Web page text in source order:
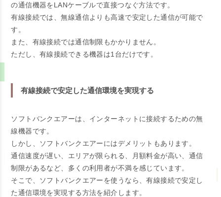
の通信機器をLANケーブルで直接つなぐ方法です。
有線接続では、無線通信よりも高速で安定した通信が可能で
す。
また、有線接続では通信制限もかかりません。
ただし、有線接続できる機器は1台だけです。
有線接続で安定した通信環境を実現する
ソフトバンクエアーは、インターネットに接続するための無
線機器です。
しかし、ソフトバンクエアーにはデメリットもあります。
通信速度が遅い、エリアが限られる、月額料金が高い、通信
制限があるなど、多くの利用者が不満を感じています。
そこで、ソフトバンクエアーを使うなら、有線接続で安定し
た通信環境を実現する方法を紹介します。